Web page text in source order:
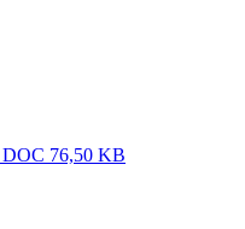
DOC 76,50 KB